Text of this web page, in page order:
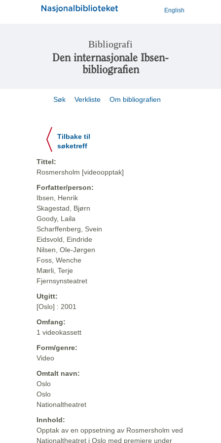
English
Bibliografi
Den internasjonale Ibsen-
bibliografien
Søk Verkliste Om bibliografien
Tilbake til
søketreff
Tittel:
Rosmersholm [videoopptak]
Forfatter/person:
Ibsen, Henrik
Skagestad, Bjørn
Goody, Laila
Scharffenberg, Svein
Eidsvold, Eindride
Nilsen, Ole-Jørgen
Foss, Wenche
Mærli, Terje
Fjernsynsteatret
Utgitt:
[Oslo] : 2001
Omfang:
1 videokassett
Form/genre:
Video
Omtalt navn:
Oslo
Oslo
Nationaltheatret
Innhold:
Opptak av en oppsetning av Rosmersholm ved
Nationaltheatret i Oslo med premiere under